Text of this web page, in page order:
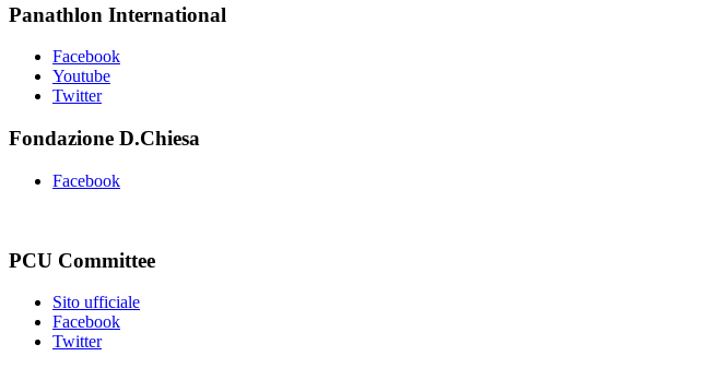
Panathlon International
Facebook
Youtube
Twitter
Fondazione D.Chiesa
Facebook
PCU Committee
Sito ufficiale
Facebook
Twitter